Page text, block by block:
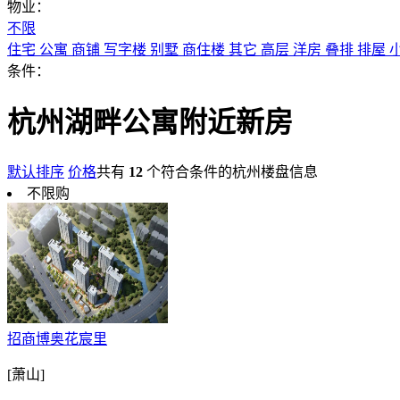
物业：
不限
住宅 公寓 商铺 写字楼 别墅 商住楼 其它 高层 洋房 叠排 排屋
条件：
杭州湖畔公寓附近新房
默认排序 价格共有 12 个符合条件的杭州楼盘信息
不限购
招商博奥花宸里
[萧山]